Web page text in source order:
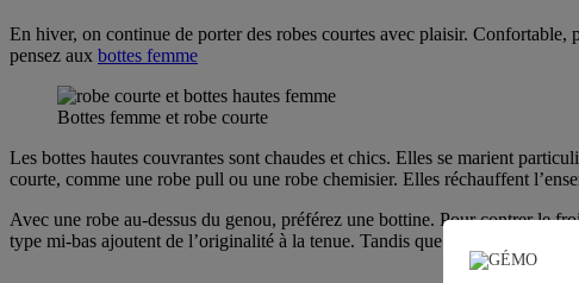
En hiver, on continue de porter des robes courtes avec plaisir.
pensez aux bottes femme
Bottes femme et robe courte
Les bottes hautes couvrantes sont chaudes et chics. Elles se marient
courte, comme une robe pull ou une robe chemisier. Elles réchauffent
Avec une robe au-dessus du genou, préférez une bottine. Pour contrer le
type mi-bas ajoutent de l’originalité à la tenue. Tandis que d’épaisses